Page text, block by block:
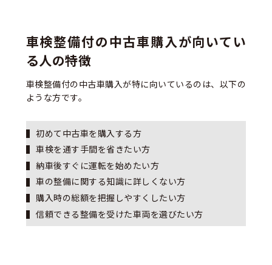
車検整備付の中古車購入が向いてい
る人の特徴
車検整備付の中古車購入が特に向いているのは、以下の
ような方です。
初めて中古車を購入する方
車検を通す手間を省きたい方
納車後すぐに運転を始めたい方
車の整備に関する知識に詳しくない方
購入時の総額を把握しやすくしたい方
信頼できる整備を受けた車両を選びたい方